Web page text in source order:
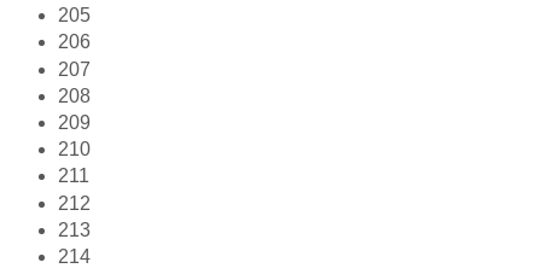
205
206
207
208
209
210
211
212
213
214